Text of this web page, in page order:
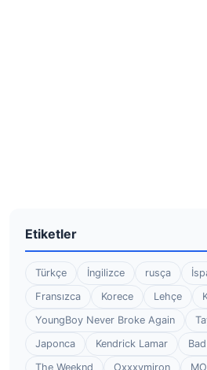
Etiketler
Türkçe İngilizce rusça
Fransızca
Korece Lehçe
YoungBoy Never Broke Again
Japonca
Kendrick Lamar
The Weeknd
Oxxxymiron